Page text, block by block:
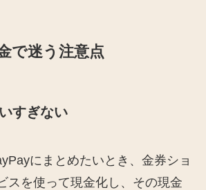
で迷う注意点
すぎない
にまとめたいとき、金券ショ
スを使って現金化し、その現金